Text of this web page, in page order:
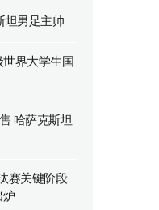
坦男足主帅
界大学生国
哈萨克斯坦
赛关键阶段
炉